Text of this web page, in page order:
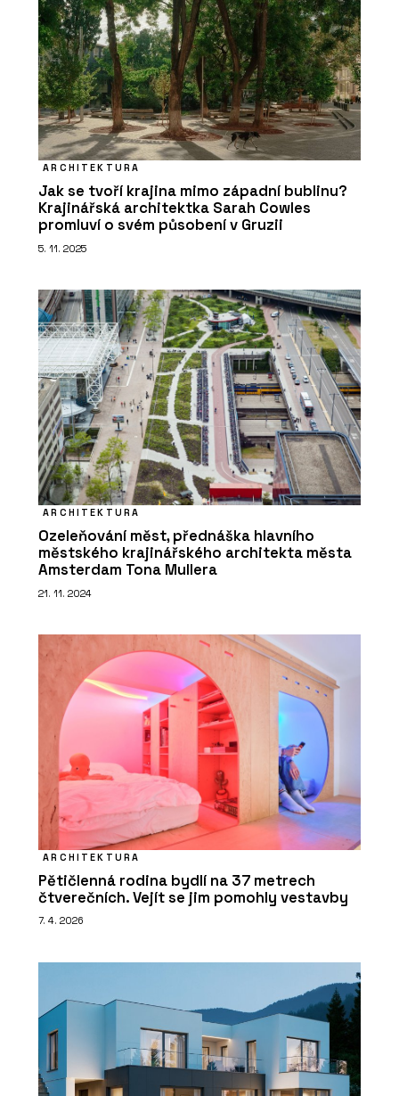
ARCHITEKTURA
Jak se tvoří krajina mimo západní bublinu?
Krajinářská architektka Sarah Cowles
promluví o svém působení v Gruzii
5. 11. 2025
ARCHITEKTURA
Ozeleňování měst, přednáška hlavního
městského krajinářského architekta města
Amsterdam Tona Mullera
21. 11. 2024
ARCHITEKTURA
Pětičlenná rodina bydlí na 37 metrech
čtverečních. Vejít se jim pomohly vestavby
7. 4. 2026